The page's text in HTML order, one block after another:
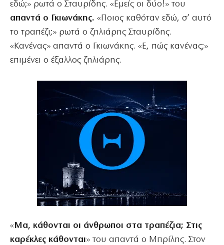
εδώ;» ρωτά ο Σταυρίδης. «Εμείς οι δύο!» του
απαντά ο Γκιωνάκης. «Ποιος καθόταν εδώ, σ’ αυτό
το τραπέζι;» ρωτά ο ζηλιάρης Σταυρίδης.
«Κανένας» απαντά ο Γκιωνάκης. «Ε, πώς κανένας;»
επιμένει ο έξαλλος ζηλιάρης.
«Μα, κάθονται οι άνθρωποι στα τραπέζια; Στις
καρέκλες κάθονται» του απαντά ο Μπρίλης. Στον